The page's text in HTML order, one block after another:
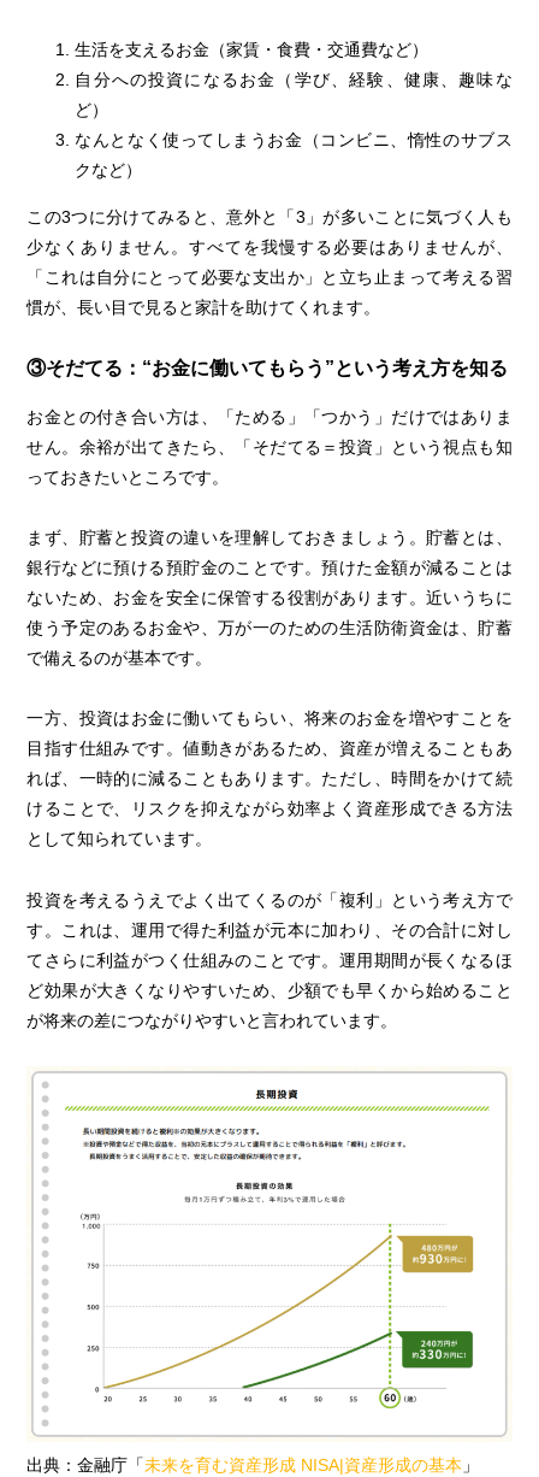
生活を支えるお金（家賃・食費・交通費など）
自分への投資になるお金（学び、経験、健康、趣味な
ど）
なんとなく使ってしまうお金（コンビニ、惰性のサブス
クなど）
この3つに分けてみると、意外と「3」が多いことに気づく人も
少なくありません。すべてを我慢する必要はありませんが、
「これは自分にとって必要な支出か」と立ち止まって考える習
慣が、長い目で見ると家計を助けてくれます。
③そだてる：“お金に働いてもらう”という考え方を知る
お金との付き合い方は、「ためる」「つかう」だけではありま
せん。余裕が出てきたら、「そだてる＝投資」という視点も知
っておきたいところです。
まず、貯蓄と投資の違いを理解しておきましょう。貯蓄とは、
銀行などに預ける預貯金のことです。預けた金額が減ることは
ないため、お金を安全に保管する役割があります。近いうちに
使う予定のあるお金や、万が一のための生活防衛資金は、貯蓄
で備えるのが基本です。
一方、投資はお金に働いてもらい、将来のお金を増やすことを
目指す仕組みです。値動きがあるため、資産が増えることもあ
れば、一時的に減ることもあります。ただし、時間をかけて続
けることで、リスクを抑えながら効率よく資産形成できる方法
として知られています。
投資を考えるうえでよく出てくるのが「複利」という考え方で
す。これは、運用で得た利益が元本に加わり、その合計に対し
てさらに利益がつく仕組みのことです。運用期間が長くなるほ
ど効果が大きくなりやすいため、少額でも早くから始めること
が将来の差につながりやすいと言われています。
出典：金融庁「未来を育む資産形成 NISA|資産形成の基本 」